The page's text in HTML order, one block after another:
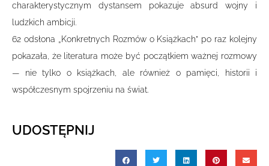
charakterystycznym dystansem pokazuje absurd wojny i
ludzkich ambicji.
62 odsłona „Konkretnych Rozmów o Książkach” po raz kolejny
pokazała, że literatura może być początkiem ważnej rozmowy
— nie tylko o książkach, ale również o pamięci, historii i
współczesnym spojrzeniu na świat.
UDOSTĘPNIJ